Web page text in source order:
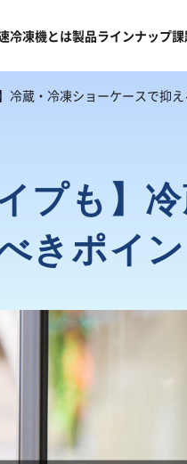
冷凍機とは製品ラインナップ
冷蔵・冷凍ショーケースで抑
プも】
きポイン